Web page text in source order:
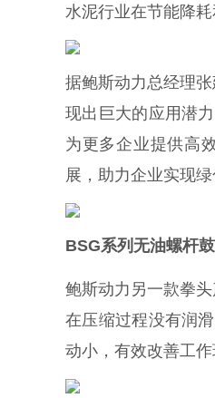
水泥行业在节能降
据鲍斯动力总经理
现出巨大的应用潜
为更多企业提供高
展，助力企业实现
BSG系列无油螺杆
鲍斯动力另一款拳
在压缩过程没有润
动小，有效改善工作